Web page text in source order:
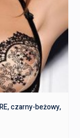
czarny-beżowy,